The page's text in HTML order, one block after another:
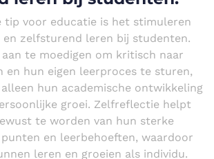
tip voor educatie is het stimuleren
zelfsturend leren bij studenten.
te moedigen om kritisch naar
en hun eigen leerproces te sturen,
hun academische ontwikkeling
groei. Zelfreflectie helpt
te worden van hun sterke
en leerbehoeften, waardoor
leren en groeien als individu.